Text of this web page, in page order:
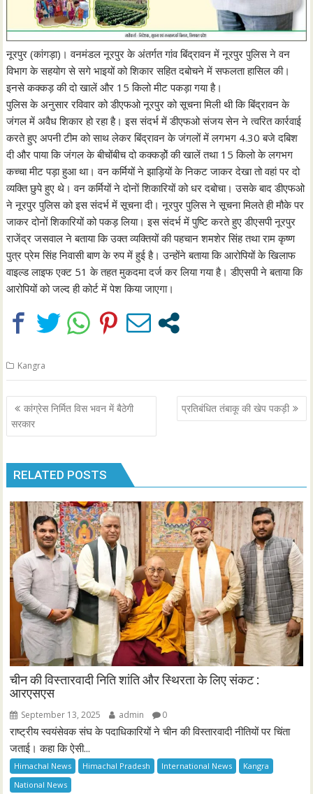
नूरपुर (कांगड़ा)। वनमंडल नूरपुर के अंतर्गत गांव बिंद्रावन में नूरपुर पुलिस ने वन
विभाग के सहयोग से सगे भाइयों को शिकार सहित दबोचने में सफलता हासिल की।
इनसे कक्कड़ की दो खालें और 15 किलो मीट पकड़ा गया है।
पुलिस के अनुसार रविवार को डीएफओ नूरपुर को सूचना मिली थी कि बिंद्रावन के
जंगल में अवैध शिकार हो रहा है। इस संदर्भ में डीएफओ संजय सेन ने त्वरित कार्रवाई
करते हुए अपनी टीम को साथ लेकर बिंद्रावन के जंगलों में लगभग 4.30 बजे दबिश
दी और पाया कि जंगल के बीचोंबीच दो कक्कड़ोें की खालें तथा 15 किलो के लगभग
कच्चा मीट पड़ा हुआ था। वन कर्मियों ने झाड़ियों के निकट जाकर देखा तो वहां पर दो
व्यक्ति छुपे हुए थे। वन कर्मियों ने दोनाें शिकारियों को धर दबोचा। उसके बाद डीएफओ
ने नूरपुर पुलिस को इस संदर्भ में सूचना दी। नूरपुर पुलिस ने सूचना मिलते ही मौके पर
जाकर दोनों शिकारियों को पकड़ लिया। इस संदर्भ में पुष्टि करते हुए डीएसपी नूरपुर
राजेंद्र जसवाल ने बताया कि उक्त व्यक्तियों की पहचान शमशेर सिंह तथा राम कृष्ण
पुत्र प्रेम सिंह निवासी बाण के रुप में हुई है। उन्होंने बताया कि आरोपियों के खिलाफ
वाइल्ड लाइफ एक्ट 51 के तहत मुकदमा दर्ज कर लिया गया है। डीएसपी ने बताया कि
आरोपियों को जल्द ही कोर्ट में पेश किया जाएगा।
Kangra
Post
navigation
कांग्रेस निर्मित विस भवन में बैठेगी
सरकार
प्रतिबंधित तंबाकू की खेप पकड़ी
RELATED POSTS
चीन की विस्तारवादी निति शांति और स्थिरता के लिए संकट :
आरएसएस
September 13, 2025 admin 0
राष्ट्रीय स्वयंसेवक संघ के पदाधिकारियों ने चीन की विस्तारवादी नीतियों पर चिंता
जताई। कहा कि ऐसी...
Himachal News Himachal Pradesh International News
Kangra
National News